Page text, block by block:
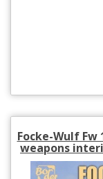
Focke-Wulf Fw
weapons